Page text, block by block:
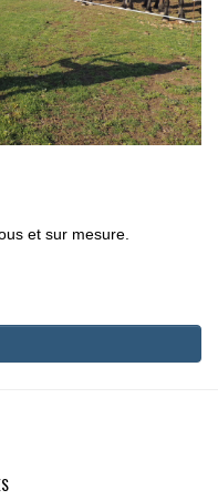
et sur mesure.